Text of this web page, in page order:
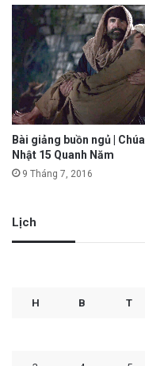
Bài giảng buồn ngủ | Chúa
Nhật 15 Quanh Năm
9 Tháng 7, 2016
Lịch
H B T